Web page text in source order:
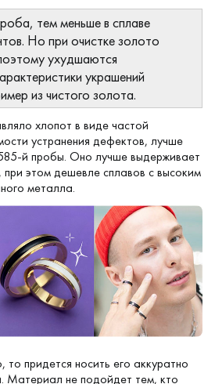
тем меньше в сплаве
Но при очистке золото
ухудшаются
украшений
из чистого золота.
хлопот в виде частой
устранения дефектов, лучше
й пробы. Оно лучше выдерживает
при этом дешевле сплавов с высоким
металла.
придется носить его аккуратно
Материал не подойдет тем, кто